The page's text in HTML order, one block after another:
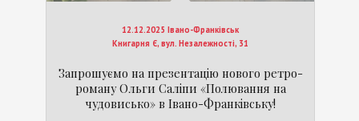
12.12.2025 Івано-Франківськ
Книгарня Є, вул. Незалежності, 31
Запрошуємо на презентацію нового ретро-
роману Ольги Саліпи «Полювання на
чудовисько» в Івано-Франківську!